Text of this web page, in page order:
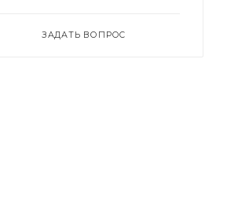
ЗАДАТЬ ВОПРОС